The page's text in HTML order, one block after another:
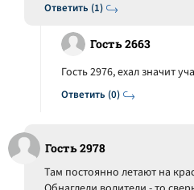
Ответить (1)
Гость 2663
Ответить (0)
Гость 2976, ехал значит
Гость 2978
Там постоянно летают на